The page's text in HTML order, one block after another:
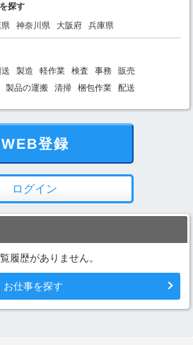
探す
神奈川県 大阪府 兵庫県
製造 軽作業 検査 事務
販売
製品の運搬 清掃 梱包作業 配送
WEB登録
ログイン
履歴がありません。
お仕事を探す